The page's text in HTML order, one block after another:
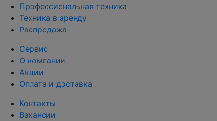
Профессиональная техника
Техника в аренду
Распродажа
Сервис
О компании
Акции
Оплата и доставка
Контакты
Вакансии